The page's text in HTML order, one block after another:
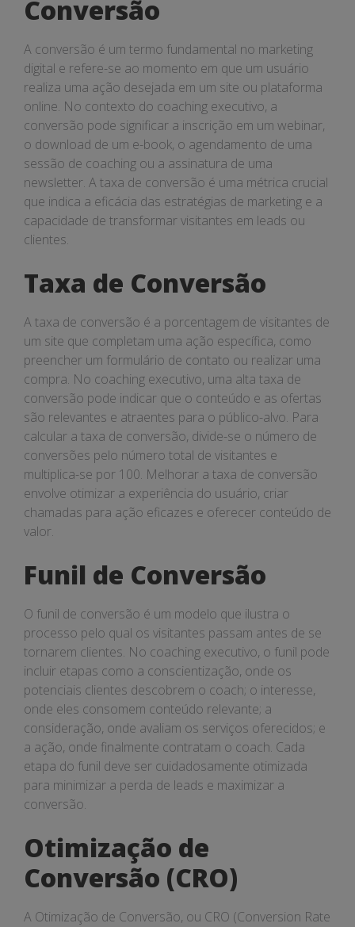
Conversão
A conversão é um termo fundamental no marketing
digital e refere-se ao momento em que um usuário
realiza uma ação desejada em um site ou plataforma
online. No contexto do coaching executivo, a
conversão pode significar a inscrição em um webinar,
o download de um e-book, o agendamento de uma
sessão de coaching ou a assinatura de uma
newsletter. A taxa de conversão é uma métrica crucial
que indica a eficácia das estratégias de marketing e a
capacidade de transformar visitantes em leads ou
clientes.
Taxa de Conversão
A taxa de conversão é a porcentagem de visitantes de
um site que completam uma ação específica, como
preencher um formulário de contato ou realizar uma
compra. No coaching executivo, uma alta taxa de
conversão pode indicar que o conteúdo e as ofertas
são relevantes e atraentes para o público-alvo. Para
calcular a taxa de conversão, divide-se o número de
conversões pelo número total de visitantes e
multiplica-se por 100. Melhorar a taxa de conversão
envolve otimizar a experiência do usuário, criar
chamadas para ação eficazes e oferecer conteúdo de
valor.
Funil de Conversão
O funil de conversão é um modelo que ilustra o
processo pelo qual os visitantes passam antes de se
tornarem clientes. No coaching executivo, o funil pode
incluir etapas como a conscientização, onde os
potenciais clientes descobrem o coach; o interesse,
onde eles consomem conteúdo relevante; a
consideração, onde avaliam os serviços oferecidos; e
a ação, onde finalmente contratam o coach. Cada
etapa do funil deve ser cuidadosamente otimizada
para minimizar a perda de leads e maximizar a
conversão.
Otimização de
Conversão (CRO)
A Otimização de Conversão, ou CRO (Conversion Rate